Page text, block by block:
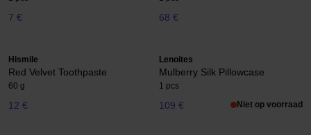
7 € 68 €
Hismile
Red Velvet Toothpaste
60 g
12 €
Lenoites
Mulberry Silk Pillowcase
1 pcs
109 € Niet op voorraad